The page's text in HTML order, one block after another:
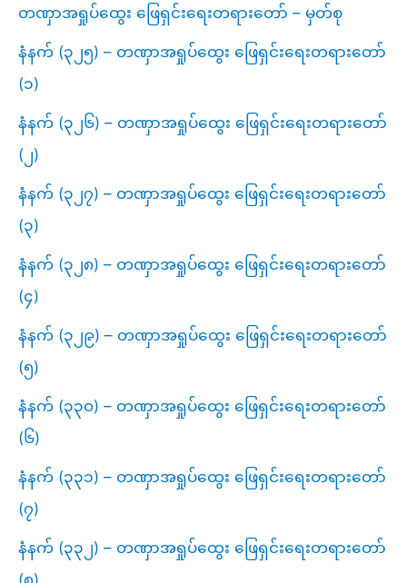
တဏှာအရှုပ်ထွေး ဖြေရှင်းရေးတရားတော် – မှတ်စု
နံနက် (၃၂၅) – တဏှာအရှုပ်ထွေး ဖြေရှင်းရေးတရားတော်
(၁)
နံနက် (၃၂၆) – တဏှာအရှုပ်ထွေး ဖြေရှင်းရေးတရားတော်
(၂)
နံနက် (၃၂၇) – တဏှာအရှုပ်ထွေး ဖြေရှင်းရေးတရားတော်
(၃)
နံနက် (၃၂၈) – တဏှာအရှုပ်ထွေး ဖြေရှင်းရေးတရားတော်
(၄)
နံနက် (၃၂၉) – တဏှာအရှုပ်ထွေး ဖြေရှင်းရေးတရားတော်
(၅)
နံနက် (၃၃၀) – တဏှာအရှုပ်ထွေး ဖြေရှင်းရေးတရားတော်
(၆)
နံနက် (၃၃၁) – တဏှာအရှုပ်ထွေး ဖြေရှင်းရေးတရားတော်
(၇)
နံနက် (၃၃၂) – တဏှာအရှုပ်ထွေး ဖြေရှင်းရေးတရားတော်
(၈)